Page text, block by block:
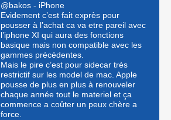
@bakos - iPhone
Evidement c’est fait exprès pour
pousser à l’achat ca va etre pareil avec
l’iphone XI qui aura des fonctions
basique mais non compatible avec les
gammes précédentes.
Mais le pire c’est pour sidecar très
restrictif sur les model de mac. Apple
pousse de plus en plus à renouveler
chaque année tout le materiel et ça
commence a coûter un peux chère a
force.